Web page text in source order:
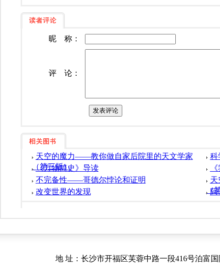
昵 称：
评 论：
天空的魔力——教你做自家后院里的天文学家
（第三版）
科
《万物简史》导读
不完备性——哥德尔悖论和证明
（
改变世界的发现 阿
地 址：长沙市开福区芙蓉中路一段416号泊富